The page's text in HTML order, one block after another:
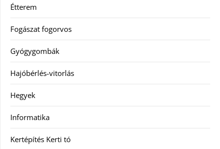
Étterem
Fogászat fogorvos
Gyógygombák
Hajóbérlés-vitorlás
Hegyek
Informatika
Kertépítés Kerti tó